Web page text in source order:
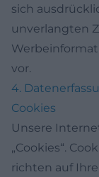
sich
unverlangten
vor.
4.
Cookies
Unsere
„Cookies“.
richten auf